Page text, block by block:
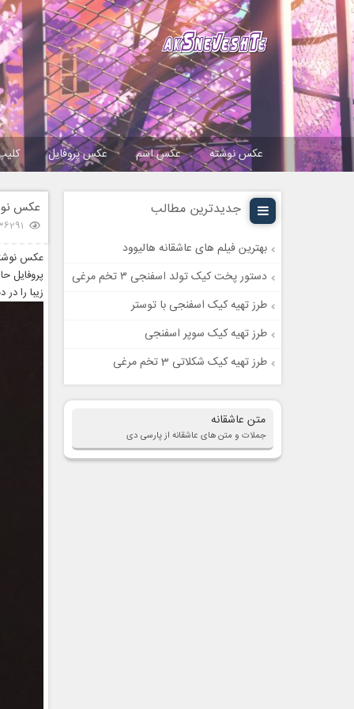
عکس نوشته عکس اسم عکس پروفایل
جدیدترین مطالب
بهترین فیلم های عاشقانه هالیوود
دستور پخت کیک تولد اسفنجی ۳ تخم مرغی
طرز تهیه کیک اسفنجی با توستر
طرز تهیه کیک سوپر اسفنجی
طرز تهیه کیک شکلاتی 3 تخم مرغی
متن عاشقانه
جملات و متن های عاشقانه از پارسی دی
عکس
36291
عکس
پروفایل
زیبا را